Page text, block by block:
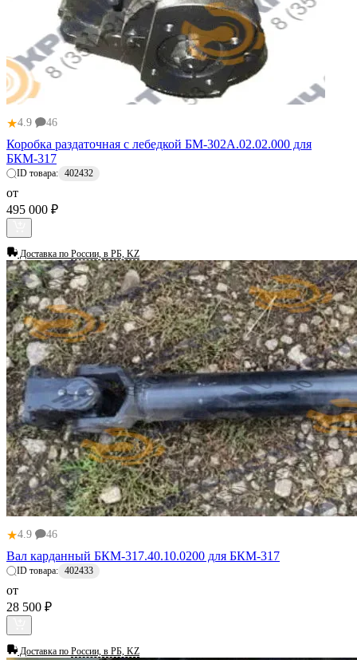
★4.9 46
Коробка раздаточная с лебедкой БМ-302А.02.02.000 для
БКМ-317
ID товара: 402432
от
495 000 ₽
Доставка по России, в РБ, KZ
★4.9 46
Вал карданный БКМ-317.40.10.0200 для БКМ-317
ID товара: 402433
от
28 500 ₽
Доставка по России, в РБ, KZ